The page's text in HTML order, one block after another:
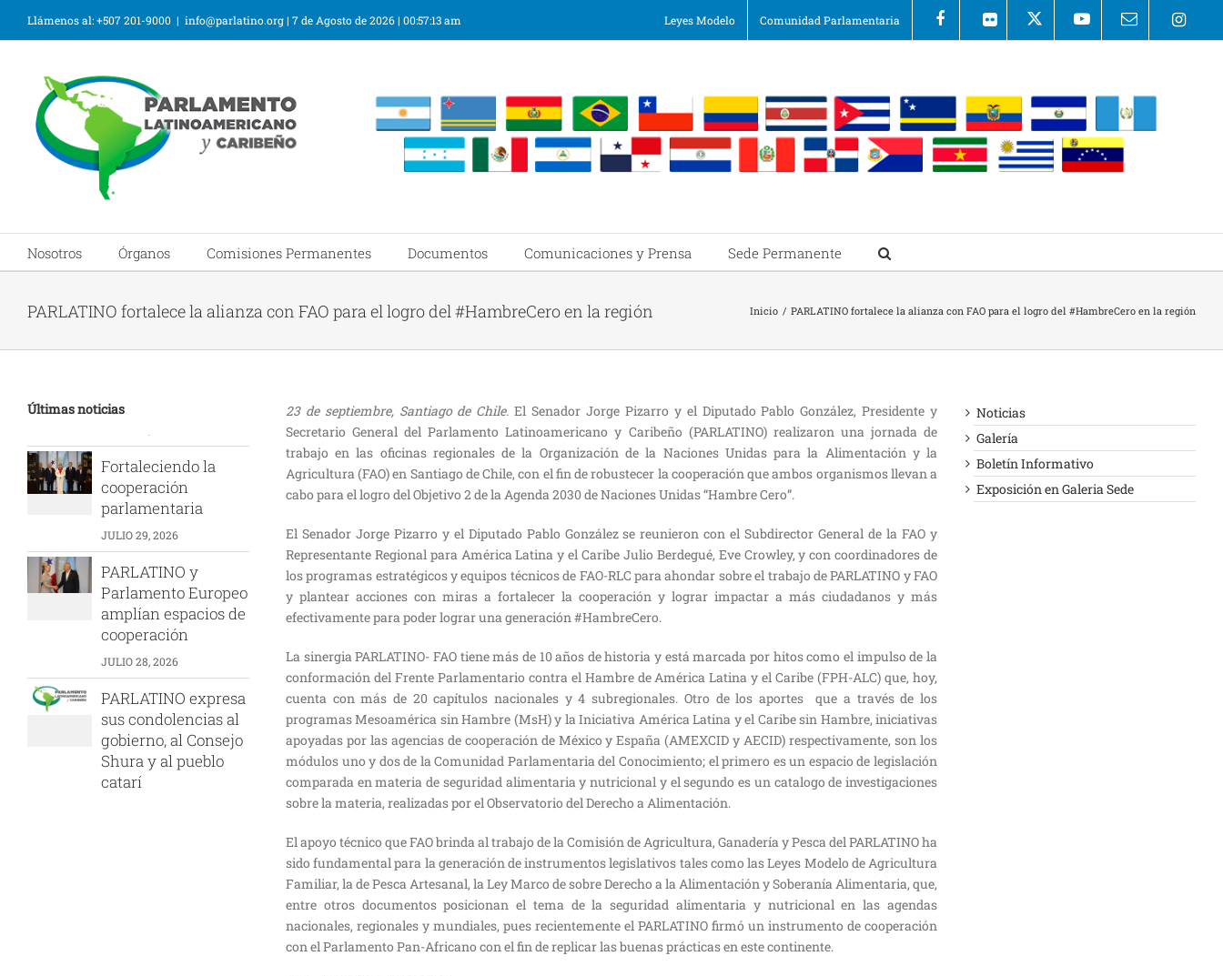
Llámenos al: +507 201-9000 | info@parlatino.org| 7 de Agosto de 2026| 00:57:13 am Leyes Modelo Comunidad Parlamentaria
Nosotros Órganos Comisiones Permanentes Documentos Comunicaciones y Prensa Sede Permanente
PARLATINO fortalece la alianza con FAO para el logro del #HambreCero en la región Inicio / PARLATINO fortalece la alianza con FAO para el logro del #HambreCero en la región
23 de septiembre, Santiago de Chile. El Senador Jorge Pizarro y el Diputado Pablo González, Presidente y
Secretario General del Parlamento Latinoamericano y Caribeño (PARLATINO) realizaron una jornada de
trabajo en las oficinas regionales de la Organización de la Naciones Unidas para la Alimentación y la
Agricultura (FAO) en Santiago de Chile, con el fin de robustecer la cooperación que ambos organismos llevan a
cabo para el logro del Objetivo 2 de la Agenda 2030 de Naciones Unidas “Hambre Cero”.
El Senador Jorge Pizarro y el Diputado Pablo González se reunieron con el Subdirector General de la FAO y
Representante Regional para América Latina y el Caribe Julio Berdegué, Eve Crowley, y con coordinadores de
los programas estratégicos y equipos técnicos de FAO-RLC para ahondar sobre el trabajo de PARLATINO y FAO
y plantear acciones con miras a fortalecer la cooperación y lograr impactar a más ciudadanos y más
efectivamente para poder lograr una generación #HambreCero.
La sinergia PARLATINO- FAO tiene más de 10 años de historia y está marcada por hitos como el impulso de la
conformación del Frente Parlamentario contra el Hambre de América Latina y el Caribe (FPH-ALC) que, hoy,
cuenta con más de 20 capítulos nacionales y 4 subregionales. Otro de los aportes que a través de los
programas Mesoamérica sin Hambre (MsH) y la Iniciativa América Latina y el Caribe sin Hambre, iniciativas
apoyadas por las agencias de cooperación de México y España (AMEXCID y AECID) respectivamente, son los
módulos uno y dos de la Comunidad Parlamentaria del Conocimiento; el primero es un espacio de legislación
comparada en materia de seguridad alimentaria y nutricional y el segundo es un catalogo de investigaciones
sobre la materia, realizadas por el Observatorio del Derecho a Alimentación.
El apoyo técnico que FAO brinda al trabajo de la Comisión de Agricultura, Ganadería y Pesca del PARLATINO ha
sido fundamental para la generación de instrumentos legislativos tales como las Leyes Modelo de Agricultura
Familiar, la de Pesca Artesanal, la Ley Marco de sobre Derecho a la Alimentación y Soberanía Alimentaria, que,
entre otros documentos posicionan el tema de la seguridad alimentaria y nutricional en las agendas
nacionales, regionales y mundiales, pues recientemente el PARLATINO firmó un instrumento de cooperación
con el Parlamento Pan-Africano con el fin de replicar las buenas prácticas en este continente.
Últimas noticias
cooperación
parlamentaria
Parlamento Europeo
amplían espacios de
cooperación
sus condolencias al
gobierno, al Consejo
Shura y al pueblo
catarí
Noticias
Galería
Boletín Informativo
Exposición en Galeria Sede